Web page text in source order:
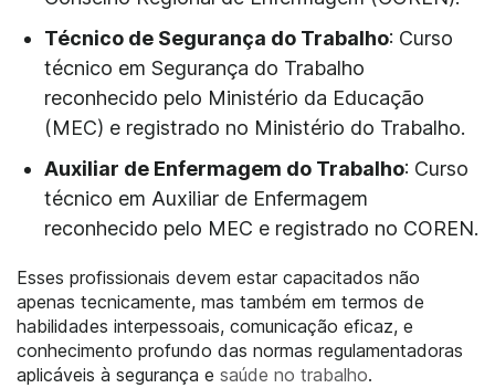
Técnico de Segurança do Trabalho: Curso
técnico em Segurança do Trabalho
reconhecido pelo Ministério da Educação
(MEC) e registrado no Ministério do Trabalho.
Auxiliar de Enfermagem do Trabalho: Curso
técnico em Auxiliar de Enfermagem
reconhecido pelo MEC e registrado no COREN.
Esses profissionais devem estar capacitados não
apenas tecnicamente, mas também em termos de
habilidades interpessoais, comunicação eficaz, e
conhecimento profundo das normas regulamentadoras
aplicáveis à segurança e saúde no trabalho.